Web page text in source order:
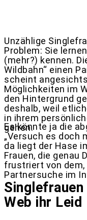
Unzählige
Problem: Sie
(mehr?) kennen.
Wildbahn“ einen
scheint
Möglichkeiten im
den Hintergrund
deshalb, weil
in ihrem
gehen.
Es könnte ja die
„Versuch es doch
da liegt der Hase
Frauen, die genau
frustriert von
Partnersuche im
Web ihr Leid